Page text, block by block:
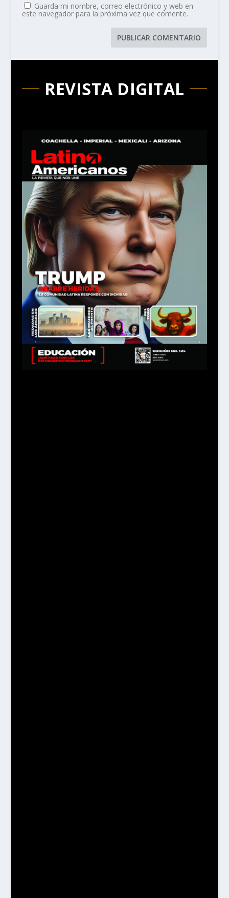
Guarda mi nombre, correo electrónico y web en
este navegador para la próxima vez que comente.
REVISTA DIGITAL